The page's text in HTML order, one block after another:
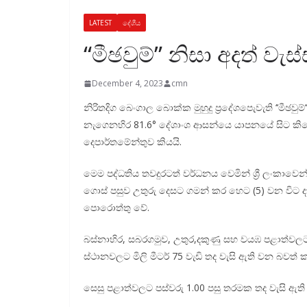
LATEST දේශීය
“මීඡවුම්” නිසා අදත්
December 4, 2023 cmn
නිරිතදිග බෙංගාල බොක්ක මුහුදු ප්‍රදේශපෙැවැති
නැගෙනහිර 81.6° දේශාංශ ආසන්යෙ යාපනයේ සිට
දෙපාර්තමේන්තුව කියයි.
මෙම පද්ධතිය තවදුරටත් වර්ධනය වෙමින් ශ්‍රී
ගොස් පසුව උතුරු දෙසට ගමන් කර හෙට (5) වන විට
පොරොත්තු වේ.
බස්නාහිර, සබරගමුව, උතුර,දකුණු සහ වයඹ
ස්ථානවලට මිලි මීටර් 75 වැඩි තද වැසි ඇති වන බවත්
සෙසු පළාත්වලට පස්වරු 1.00 පසු තරමක තද වැසි ඇති